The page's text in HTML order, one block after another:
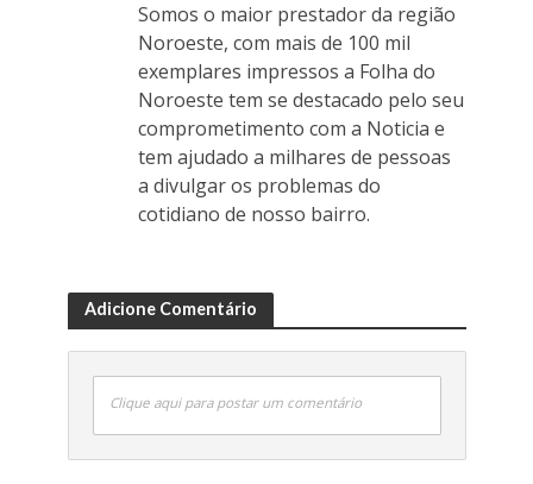
Somos o maior prestador da região
Noroeste, com mais de 100 mil
exemplares impressos a Folha do
Noroeste tem se destacado pelo seu
comprometimento com a Noticia e
tem ajudado a milhares de pessoas
a divulgar os problemas do
cotidiano de nosso bairro.
Adicione Comentário
Clique aqui para postar um comentário